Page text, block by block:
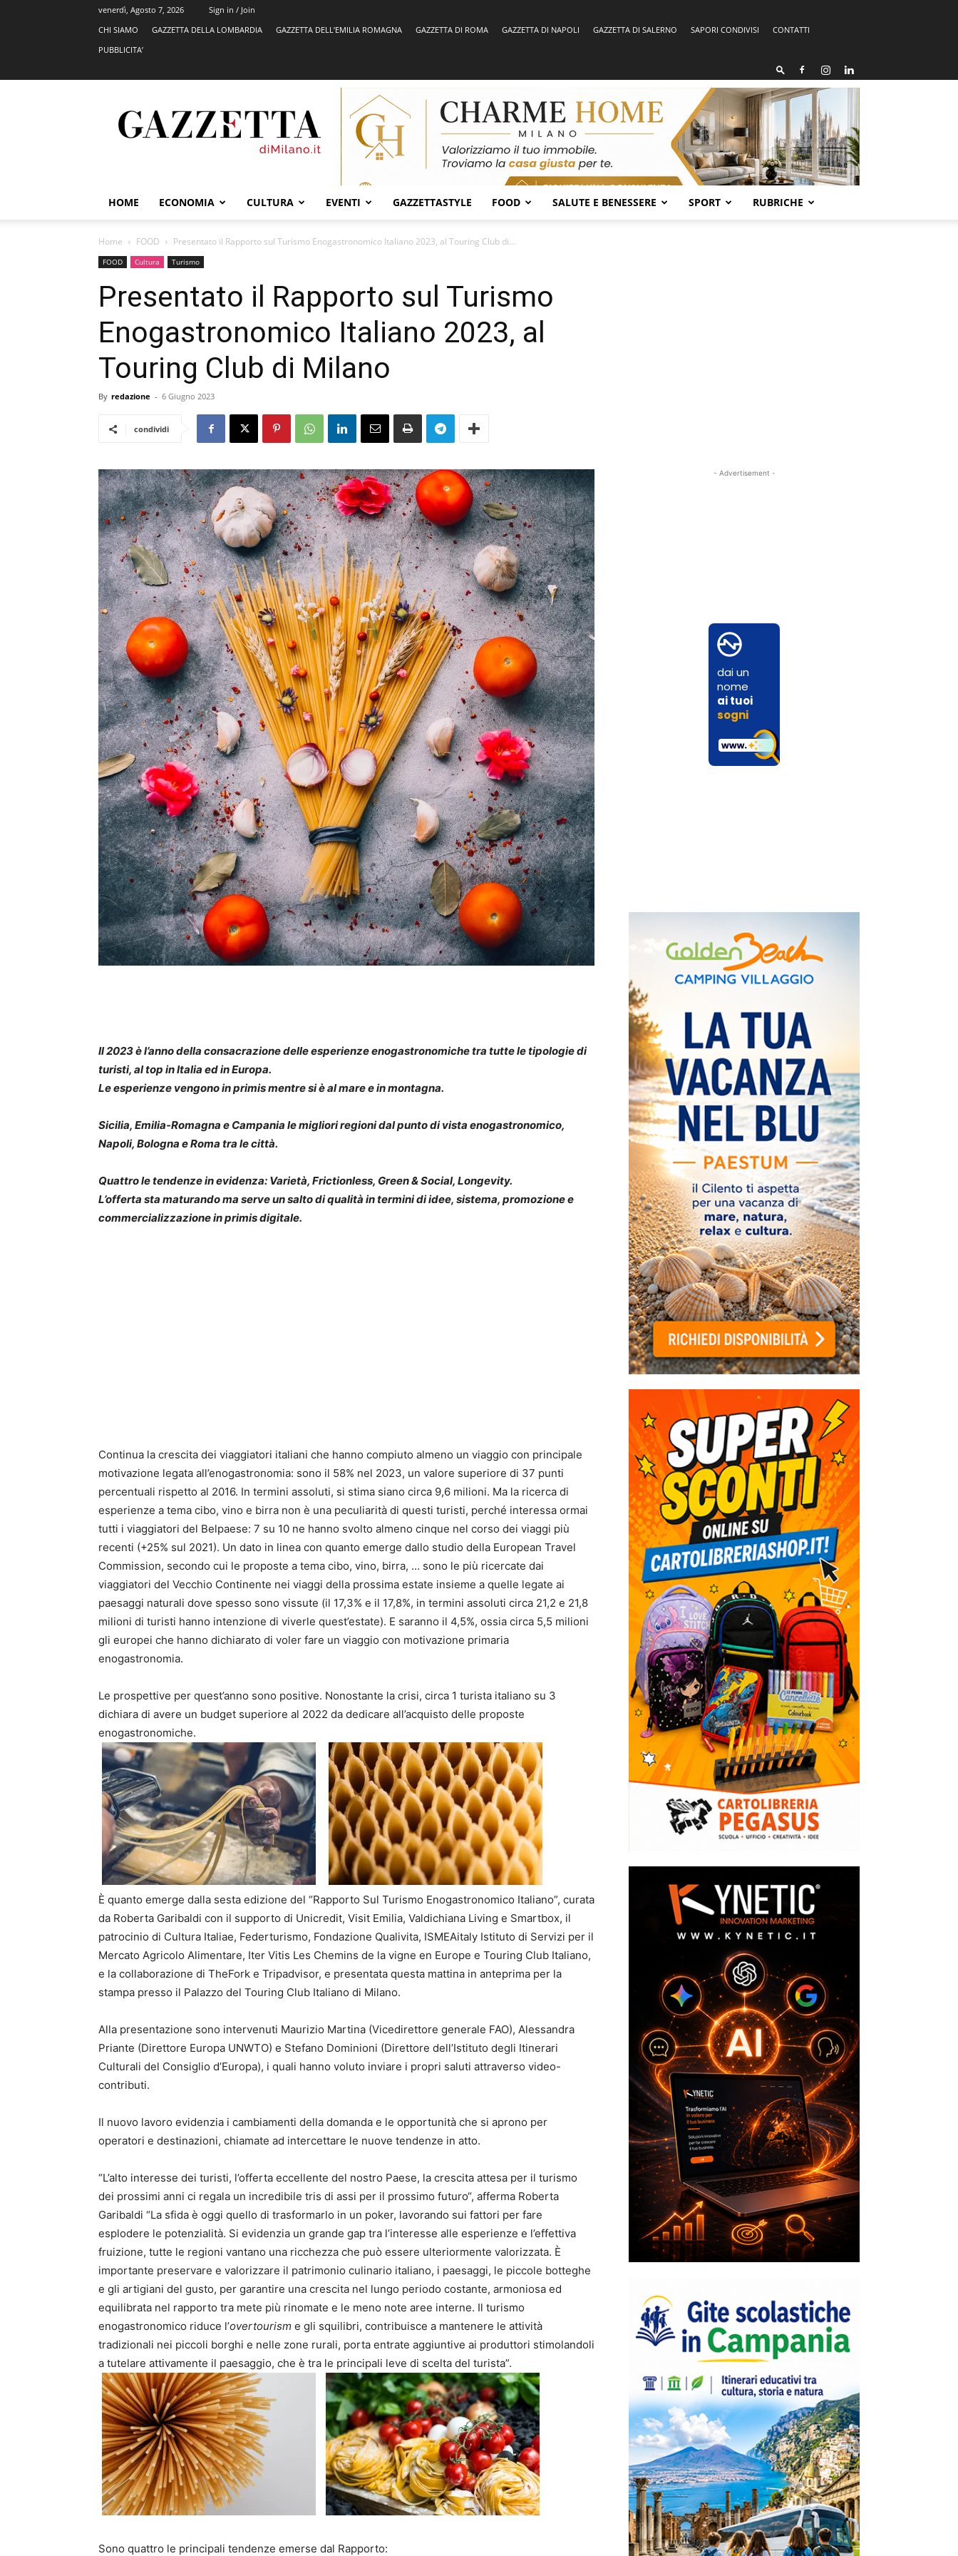
venerdì, Agosto 7, 2026
Sign in / Join
CHI SIAMO
GAZZETTA DELLA LOMBARDIA GAZZETTA DELL’EMILIA ROMAGNA GAZZETTA DI ROMA GAZZETTA DI NAPOLI GAZZETTA DI SALERNO SAPORI CONDIVISI
CONTATTI
PUBBLICITA’
HOME ECONOMIA CULTURA EVENTI GAZZETTASTYLE FOOD SALUTE E BENESSERE SPORT RUBRICHE
Home FOOD Presentato il Rapporto sul Turismo Enogastronomico Italiano 2023, al Touring Club di...
FOOD Cultura Turismo
Presentato il Rapporto sul Turismo
Enogastronomico Italiano 2023, al
Touring Club di Milano
By redazione - 6 Giugno 2023
condividi
Il 2023 è l’anno della consacrazione delle esperienze enogastronomiche tra tutte le tipologie di
turisti, al top in Italia ed in Europa.
Le esperienze vengono in primis mentre si è al mare e in montagna.
Sicilia, Emilia-Romagna e Campania le migliori regioni dal punto di vista enogastronomico,
Napoli, Bologna e Roma tra le città.
Quattro le tendenze in evidenza: Varietà, Frictionless, Green & Social, Longevity.
L’offerta sta maturando ma serve un salto di qualità in termini di idee, sistema, promozione e
commercializzazione in primis digitale.
Continua la crescita dei viaggiatori italiani che hanno compiuto almeno un viaggio con principale
motivazione legata all’enogastronomia: sono il 58% nel 2023, un valore superiore di 37 punti
percentuali rispetto al 2016. In termini assoluti, si stima siano circa 9,6 milioni. Ma la ricerca di
esperienze a tema cibo, vino e birra non è una peculiarità di questi turisti, perché interessa ormai
tutti i viaggiatori del Belpaese: 7 su 10 ne hanno svolto almeno cinque nel corso dei viaggi più
recenti (+25% sul 2021). Un dato in linea con quanto emerge dallo studio della European Travel
Commission, secondo cui le proposte a tema cibo, vino, birra, … sono le più ricercate dai
viaggiatori del Vecchio Continente nei viaggi della prossima estate insieme a quelle legate ai
paesaggi naturali dove spesso sono vissute (il 17,3% e il 17,8%, in termini assoluti circa 21,2 e 21,8
milioni di turisti hanno intenzione di viverle quest’estate). E saranno il 4,5%, ossia circa 5,5 milioni
gli europei che hanno dichiarato di voler fare un viaggio con motivazione primaria
enogastronomia.
Le prospettive per quest’anno sono positive. Nonostante la crisi, circa 1 turista italiano su 3
dichiara di avere un budget superiore al 2022 da dedicare all’acquisto delle proposte
enogastronomiche.
È quanto emerge dalla sesta edizione del “Rapporto Sul Turismo Enogastronomico Italiano”, curata
da Roberta Garibaldi con il supporto di Unicredit, Visit Emilia, Valdichiana Living e Smartbox, il
patrocinio di Cultura Italiae, Federturismo, Fondazione Qualivita, ISMEAitaly Istituto di Servizi per il
Mercato Agricolo Alimentare, Iter Vitis Les Chemins de la vigne en Europe e Touring Club Italiano,
e la collaborazione di TheFork e Tripadvisor, e presentata questa mattina in anteprima per la
stampa presso il Palazzo del Touring Club Italiano di Milano.
Alla presentazione sono intervenuti Maurizio Martina (Vicedirettore generale FAO), Alessandra
Priante (Direttore Europa UNWTO) e Stefano Dominioni (Direttore dell’Istituto degli Itinerari
Culturali del Consiglio d’Europa), i quali hanno voluto inviare i propri saluti attraverso video-
contributi.
Il nuovo lavoro evidenzia i cambiamenti della domanda e le opportunità che si aprono per
operatori e destinazioni, chiamate ad intercettare le nuove tendenze in atto.
“L’alto interesse dei turisti, l’offerta eccellente del nostro Paese, la crescita attesa per il turismo
dei prossimi anni ci regala un incredibile tris di assi per il prossimo futuro“, afferma Roberta
Garibaldi “La sfida è oggi quello di trasformarlo in un poker, lavorando sui fattori per fare
esplodere le potenzialità. Si evidenzia un grande gap tra l’interesse alle esperienze e l’effettiva
fruizione, tutte le regioni vantano una ricchezza che può essere ulteriormente valorizzata. È
importante preservare e valorizzare il patrimonio culinario italiano, i paesaggi, le piccole botteghe
e gli artigiani del gusto, per garantire una crescita nel lungo periodo costante, armoniosa ed
equilibrata nel rapporto tra mete più rinomate e le meno note aree interne. Il turismo
enogastronomico riduce l’overtourism e gli squilibri, contribuisce a mantenere le attività
tradizionali nei piccoli borghi e nelle zone rurali, porta entrate aggiuntive ai produttori stimolandoli
a tutelare attivamente il paesaggio, che è tra le principali leve di scelta del turista”.
Sono quattro le principali tendenze emerse dal Rapporto:
- Advertisement -